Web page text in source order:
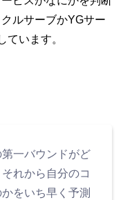
ルサーブかYGサー
ています。
一バウンドがど
れから自分のコ
をいち早く予測